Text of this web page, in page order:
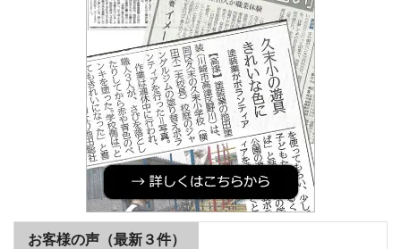
お客様の声（最新３件）